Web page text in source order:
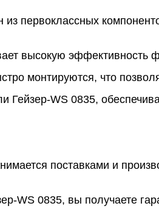
первоклассных
высокую
монтируются, что
WS 0835,
поставками и
WS 0835, вы получаете